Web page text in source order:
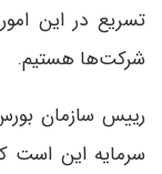
تسریع در این
شرکت‌ها هستیم.
رییس سازمان بورس
سرمایه این است